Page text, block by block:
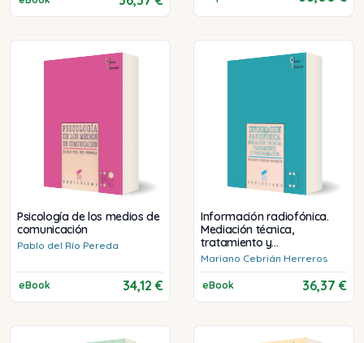
Psicología de los medios de
comunicación
Pablo del Río Pereda
eBook 34,12 €
Información radiofónica.
Mediación técnica,
tratamiento y
programación
Mariano Cebrián Herreros
eBook 36,37 €